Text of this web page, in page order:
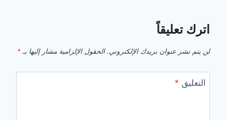
اترك تعليقاً
لن يتم نشر عنوان بريدك الإلكتروني. الحقول الإلزامية مشار إليها بـ *
التعليق *